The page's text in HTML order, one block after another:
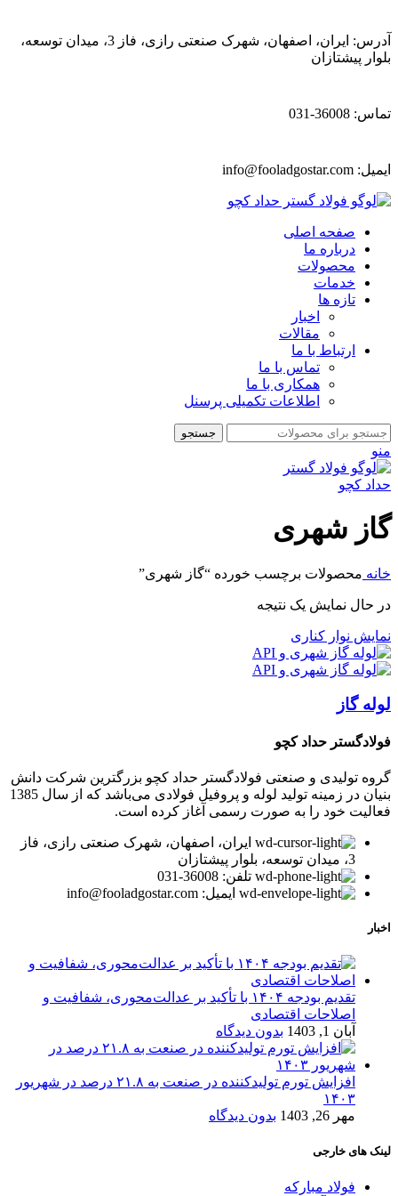
آدرس: ایران، اصفهان، شهرک صنعتی رازی، فاز 3، میدان توسعه،
بلوار پیشتازان
تماس: 36008-031
ایمیل: info@fooladgostar.com
صفحه اصلی
درباره ما
محصولات
خدمات
تازه ها
اخبار
مقالات
ارتباط با ما
تماس با ما
همکاری با ما
اطلاعات تکمیلی پرسنل
جستجو
منو
گاز شهری
خانه محصولات برچسب خورده “گاز شهری”
در حال نمایش یک نتیجه
نمایش نوار کناری
لوله گاز
فولادگستر حداد کچو
گروه تولیدی و صنعتی فولادگستر حداد کچو بزرگترین شرکت دانش
بنیان در زمینه تولید لوله و پروفیل فولادی می‌باشد که از سال 1385
فعالیت خود را به صورت رسمی آغاز کرده است.
ایران، اصفهان، شهرک صنعتی رازی، فاز
3، میدان توسعه، بلوار پیشتازان
تلفن: 36008-031
ایمیل: info@fooladgostar.com
اخبار
تقدیم بودجه ۱۴۰۴ با تأکید بر عدالت‌محوری، شفافیت و
اصلاحات اقتصادی
آبان 1, 1403
بدون دیدگاه
افزایش تورم تولیدکننده در صنعت به ۲۱.۸ درصد در شهریور
۱۴۰۳
مهر 26, 1403
بدون دیدگاه
لینک های خارجی
فولاد مبارکه